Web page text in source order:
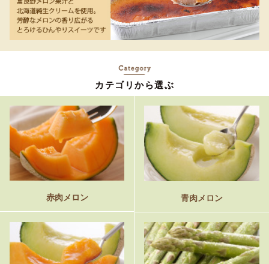
カテゴリから選ぶ
赤肉メロン 青肉メロン